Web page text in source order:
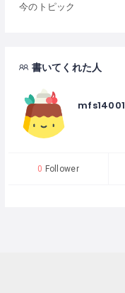
今のトピック
書いてくれた人
mfs14001
0 Follower